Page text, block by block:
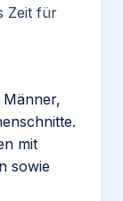
Zeit für
mit
sowie